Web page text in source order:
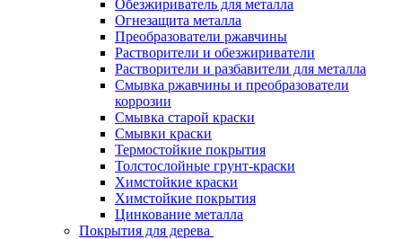
Обезжириватель для металла
Огнезащита металла
Преобразователи ржавчины
Растворители и обезжириватели
Растворители и разбавители для металла
Смывка ржавчины и преобразователи
коррозии
Смывка старой краски
Смывки краски
Термостойкие покрытия
Толстослойные грунт-краски
Химстойкие краски
Химстойкие покрытия
Цинкование металла
Покрытия для дерева